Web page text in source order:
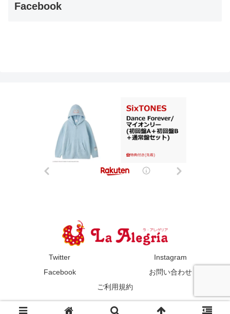
Facebook
Twitter
Instagram
Facebook
お問い合わせ
ご利用規約
© 2011-2024 La Alegría.